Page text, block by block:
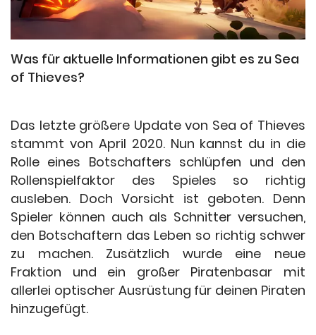
Was für aktuelle Informationen gibt es zu Sea
of Thieves?
Das letzte größere Update von Sea of Thieves
stammt von April 2020. Nun kannst du in die
Rolle eines Botschafters schlüpfen und den
Rollenspielfaktor des Spieles so richtig
ausleben. Doch Vorsicht ist geboten. Denn
Spieler können auch als Schnitter versuchen,
den Botschaftern das Leben so richtig schwer
zu machen. Zusätzlich wurde eine neue
Fraktion und ein großer Piratenbasar mit
allerlei optischer Ausrüstung für deinen Piraten
hinzugefügt.